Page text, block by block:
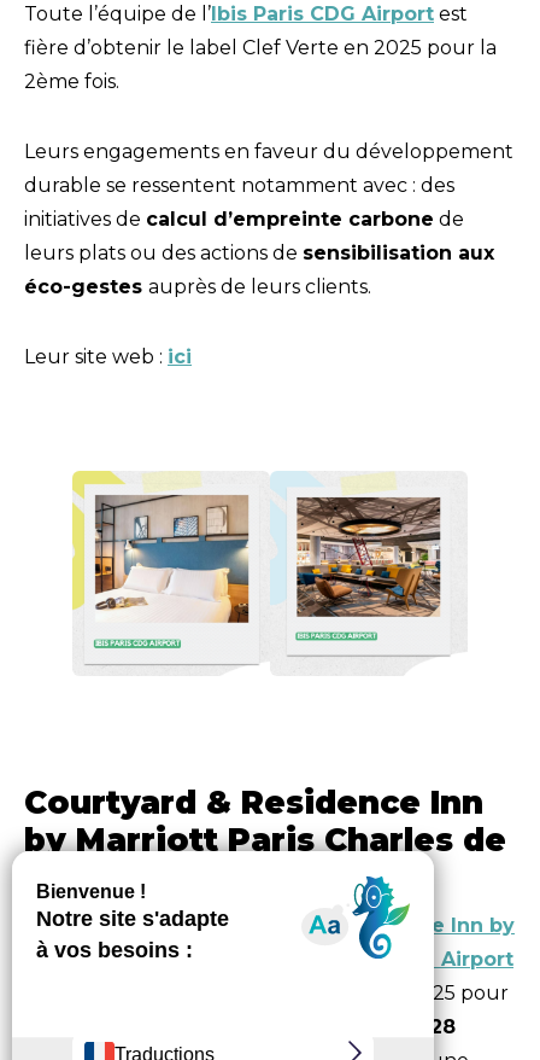
Toute l’équipe de l’Ibis Paris CDG Airport est
fière d’obtenir le label Clef Verte en 2025 pour la
2ème fois.
Leurs engagements en faveur du développement
durable se ressentent notamment avec : des
initiatives de calcul d’empreinte carbone de
leurs plats ou des actions de sensibilisation aux
éco-gestes auprès de leurs clients.
Leur site web : ici
Courtyard & Residence Inn
by Marriott Paris Charles de
Gaulle Central Airport
Toute l’équipe duCourtyard & Residence Inn by
Marriott Paris Charles de Gaulle Central Airport
est fière d’obtenir le label Clef Verte en 2025 pour
2428